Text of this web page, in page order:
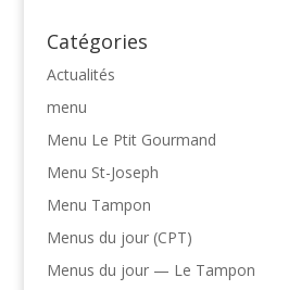
Catégories
Actualités
menu
Menu Le Ptit Gourmand
Menu St-Joseph
Menu Tampon
Menus du jour (CPT)
Menus du jour — Le Tampon